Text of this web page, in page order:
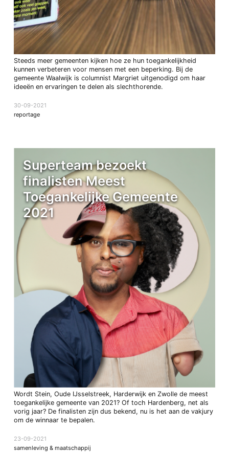
Steeds meer gemeenten kijken hoe ze hun toegankelijkheid
kunnen verbeteren voor mensen met een beperking. Bij de
gemeente Waalwijk is columnist Margriet uitgenodigd om haar
ideeën en ervaringen te delen als slechthorende.
30-09-2021
reportage
Superteam bezoekt
finalisten Meest
Toegankelijke Gemeente
2021
Wordt Stein, Oude IJsselstreek, Harderwijk en Zwolle de meest
toegankelijke gemeente van 2021? Of toch Hardenberg, net als
vorig jaar? De finalisten zijn dus bekend, nu is het aan de vakjury
om de winnaar te bepalen.
23-09-2021
samenleving & maatschappij